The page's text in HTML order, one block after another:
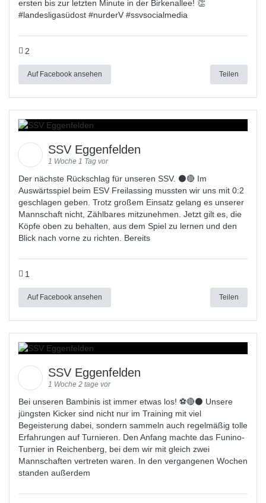
ersten bis zur letzten Minute in der Birkenallee! 👏
#landesligasüdost #nurderV #ssvsocialmedia
2
Auf Facebook ansehen Teilen
SSV Eggenfelden
1 Woche 1 Tag vor
Der nächste Rückschlag für unseren SSV. ⚫🔴 Im
Auswärtsspiel beim ESV Freilassing mussten wir uns mit 0:2
geschlagen geben. Trotz großem Einsatz gelang es unserer
Mannschaft nicht, Zählbares mitzunehmen. Jetzt gilt es, die
Köpfe oben zu behalten, aus dem Spiel zu lernen und den
Blick nach vorne zu richten. Bereits
1
Auf Facebook ansehen Teilen
SSV Eggenfelden
1 Woche 2 tage vor
Bei unseren Bambinis ist immer etwas los! ⚽️🔴⚫ Unsere
jüngsten Kicker sind nicht nur im Training mit viel
Begeisterung dabei, sondern sammeln auch regelmäßig tolle
Erfahrungen auf Turnieren. Den Anfang machte das Funino-
Turnier in Reichenberg, bei dem wir mit gleich zwei
Mannschaften vertreten waren. In den vergangenen Wochen
standen außerdem